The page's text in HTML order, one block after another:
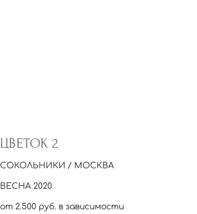
ЦВЕТОК 2
СОКОЛЬНИКИ / МОСКВА
ВЕСНА 2020
от 2.500 руб. в зависимости